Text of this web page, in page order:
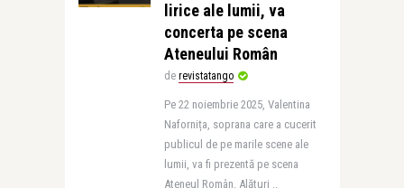
lirice ale lumii, va
concerta pe scena
Ateneului Român
de revistatango
Pe 22 noiembrie 2025, Valentina
Nafornița, soprana care a cucerit
publicul de pe marile scene ale
lumii, va fi prezentă pe scena
Ateneul Român. Alături ..